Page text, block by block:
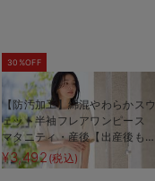
30%OFF
【防汚加工】綿混やわらかスウ
ェット半袖フレアワンピース
マタニティ・産後【出産後も長
く使える】
¥3,492 (税込)